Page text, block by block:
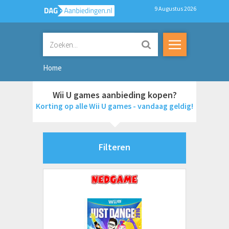
9 Augustus 2026
Home
Wii U games aanbieding kopen?
Korting op alle Wii U games - vandaag geldig!
Filteren
2K Games